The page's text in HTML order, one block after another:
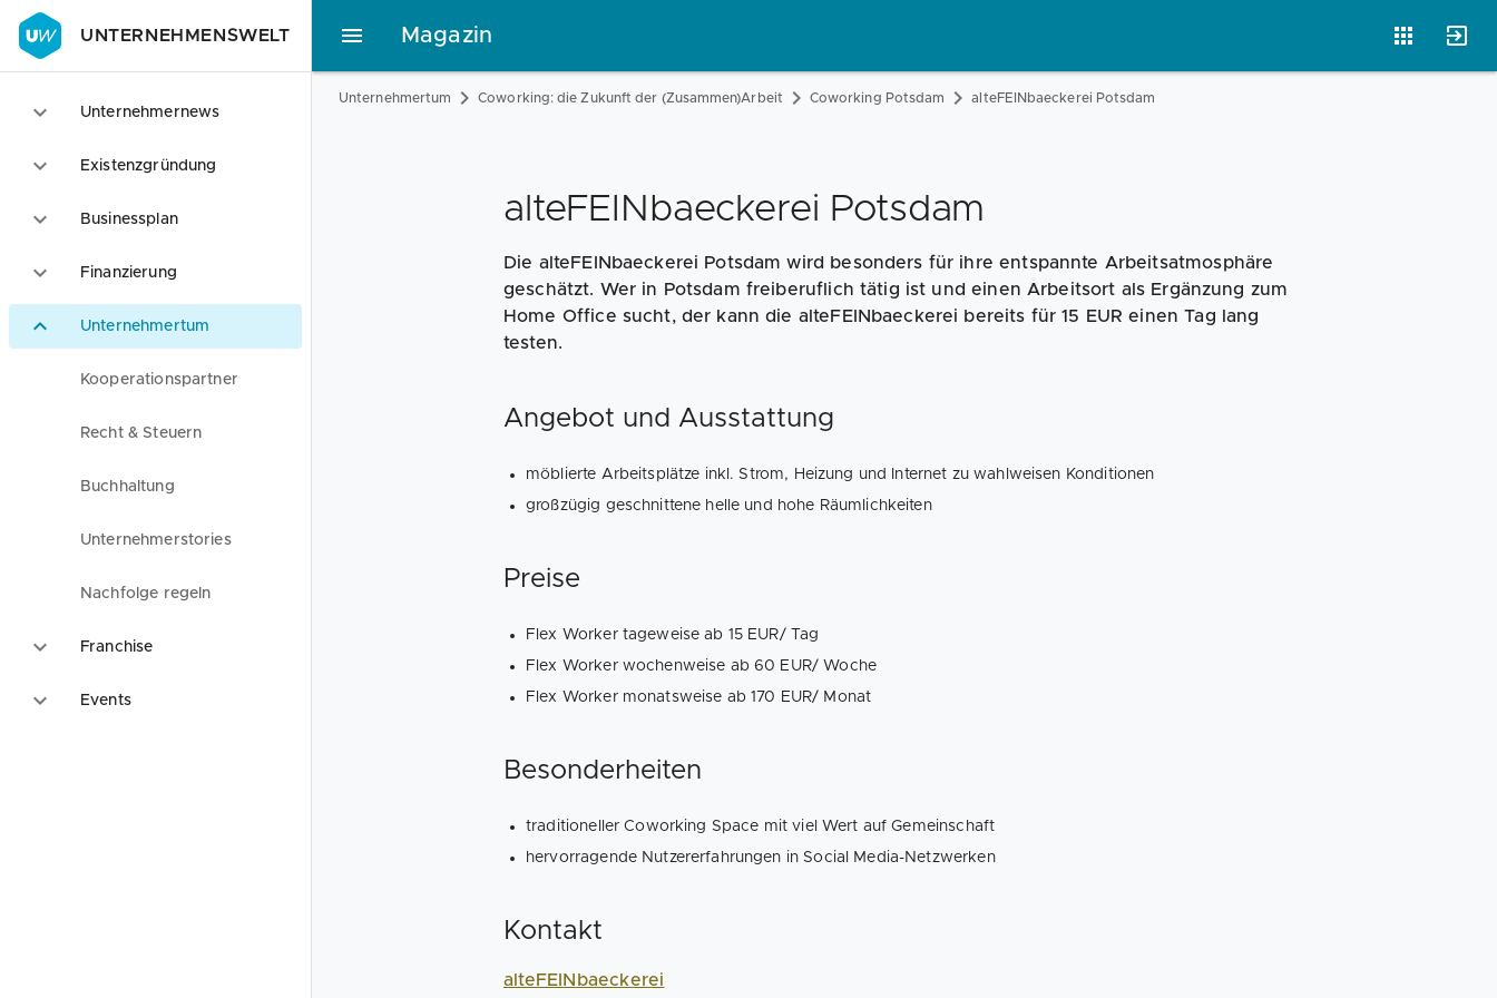
UNTERNEHMENSWELT
Unternehmernews
Existenzgründung
Businessplan
Finanzierung
Unternehmertum
Kooperationspartner
Recht & Steuern
Buchhaltung
Unternehmerstories
Nachfolge regeln
Franchise
Events
Magazin
Unternehmertum Coworking: die Zukunft der (Zusammen)Arbeit Coworking Potsdam alteFEINbaeckerei Potsdam
alteFEINbaeckerei Potsdam
Die alteFEINbaeckerei Potsdam wird besonders für ihre entspannte Arbeitsatmosphäre
geschätzt. Wer in Potsdam freiberuflich tätig ist und einen Arbeitsort als Ergänzung zum
Home Office sucht, der kann die alteFEINbaeckerei bereits für 15 EUR einen Tag lang
testen.
Angebot und Ausstattung
möblierte Arbeitsplätze inkl. Strom, Heizung und Internet zu wahlweisen Konditionen
großzügig geschnittene helle und hohe Räumlichkeiten
Preise
Flex Worker tageweise ab 15 EUR/ Tag
Flex Worker wochenweise ab 60 EUR/ Woche
Flex Worker monatsweise ab 170 EUR/ Monat
Besonderheiten
traditioneller Coworking Space mit viel Wert auf Gemeinschaft
hervorragende Nutzererfahrungen in Social Media-Netzwerken
Kontakt
alteFEINbaeckerei